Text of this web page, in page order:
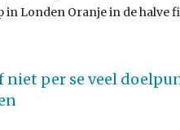
in Londen Oranje in de halve
niet per se veel